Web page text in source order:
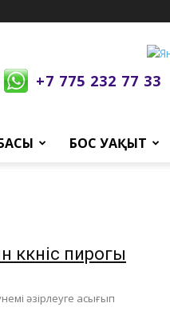
+7 775 232 77 33
БОС УАҚЫТ
пирогы
әзірлеуге асығып